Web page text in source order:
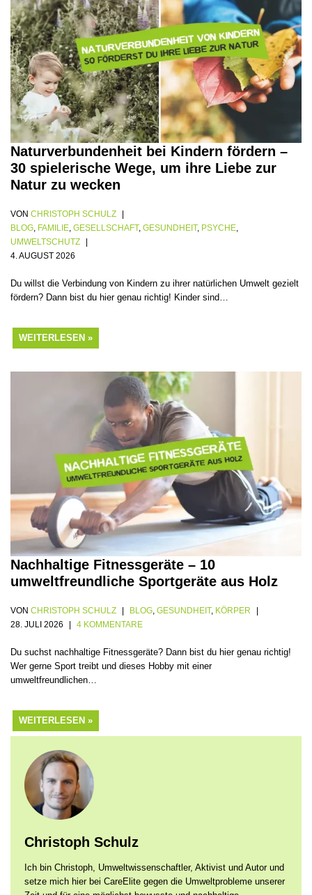
Naturverbundenheit bei Kindern fördern –
30 spielerische Wege, um ihre Liebe zur
Natur zu wecken
VON CHRISTOPH SCHULZ
BLOG FAMILIE GESELLSCHAFT, GESUNDHEIT, PSYCHE
UMWELTSCHUTZ
4. AUGUST 2026
Du willst die Verbindung von Kindern zu ihrer natürlichen Umwelt gezielt
fördern? Dann bist du hier genau richtig! Kinder sind…
WEITERLESEN »
Nachhaltige Fitnessgeräte – 10
umweltfreundliche Sportgeräte aus Holz
VON CHRISTOPH SCHULZ BLOG GESUNDHEIT, KÖRPER
28. JULI 2026
4 KOMMENTARE
Du suchst nachhaltige Fitnessgeräte? Dann bist du hier genau richtig!
Wer gerne Sport treibt und dieses Hobby mit einer
umweltfreundlichen…
WEITERLESEN »
Christoph Schulz
Ich bin Christoph, Umweltwissenschaftler, Aktivist und Autor und
setze mich hier bei CareElite gegen die Umweltprobleme unserer